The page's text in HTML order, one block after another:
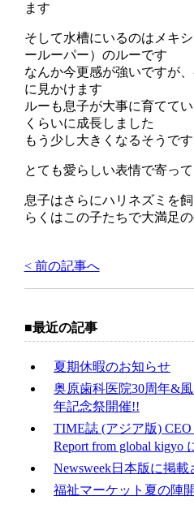
ます
そして水槽にいるのはメキ
ールーパー）のルーです
なんか今更感が強いですが
に見かけます
ルーも息子が大事に育てて
くらいに成長しました
もう少し大きくなるそうです
とても愛らしい表情で寄っ
息子はさらにハリネズミを
らくはこの子たちで大満足
< 前の記事へ
最近の記事
夏期休暇のお知らせ
奥原歯科医院30周年&
年記念祭開催!!
TIME誌 (アジア版) CEO
Report from global kigyo
Newsweek日本版に掲載
福祉マーケット夏の陣